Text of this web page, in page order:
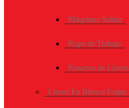
Máquinas Soldar
Ropa de Trabajo
Rosarios de Llaves
Llaves En Blanco Forjas